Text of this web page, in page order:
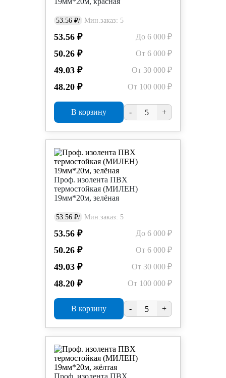
53.56 ₽/ Мин.заказ: 5
53.56 ₽ До 6 000 ₽
50.26 ₽ От 6 000 ₽
49.03 ₽ От 30 000 ₽
48.20 ₽ От 100 000 ₽
В корзину - +
Проф. изолента ПВХ
термостойкая (МИЛЕН)
19мм*20м, зелёная
53.56 ₽/ Мин.заказ: 5
53.56 ₽ До 6 000 ₽
50.26 ₽ От 6 000 ₽
49.03 ₽ От 30 000 ₽
48.20 ₽ От 100 000 ₽
В корзину - +